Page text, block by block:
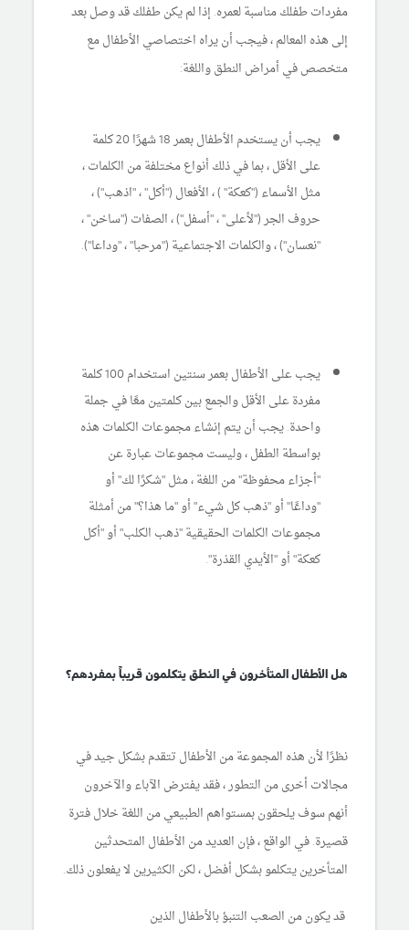
مفردات طفلك مناسبة لعمره. إذا لم يكن طفلك قد وصل بعد
إلى هذه المعالم ، فيجب أن يراه اختصاصي الأطفال مع
متخصص في أمراض النطق واللغة:
يجب أن يستخدم الأطفال بعمر 18 شهرًا 20 كلمة
على الأقل ، بما في ذلك أنواع مختلفة من الكلمات ،
مثل الأسماء ("كعكة" ) ، الأفعال ("أكل" ، "اذهب") ،
حروف الجر ("لأعلى" ، "أسفل") ، الصفات ("ساخن" ،
"نعسان") ، والكلمات الاجتماعية ("مرحبا" ، "وداعا").
يجب على الأطفال بعمر سنتين استخدام 100 كلمة
مفردة على الأقل والجمع بين كلمتين معًا في جملة
واحدة. يجب أن يتم إنشاء مجموعات الكلمات هذه
بواسطة الطفل ، وليست مجموعات عبارة عن
"أجزاء محفوظة" من اللغة ، مثل "شكرًا لك" أو
"وداعًا" أو "ذهب كل شيء" أو "ما هذا؟" من أمثلة
مجموعات الكلمات الحقيقية "ذهب الكلب" أو "أكل
كعكة" أو "الأيدي القذرة".
هل الأطفال المتأخرون في النطق يتكلمون قريباً بمفردهم؟
نظرًا لأن هذه المجموعة من الأطفال تتقدم بشكل جيد في
مجالات أخرى من التطور ، فقد يفترض الآباء والآخرون
أنهم سوف يلحقون بمستواهم الطبيعي من اللغة خلال فترة
قصيرة. في الواقع ، فإن العديد من الأطفال المتحدثين
المتأخرين يتكلمو بشكل أفضل ، لكن الكثيرين لا يفعلون ذلك.
قد يكون من الصعب التنبؤ بالأطفال الذين